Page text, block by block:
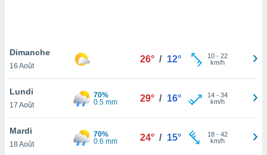
pas
de
à
cas,
Dimanche
16 Août
26° / 12° 10- 22
km/h
Lundi
17 Août
70%
0.5 mm
29° / 16° 14- 34
km/h
Mardi
18 Août
70%
0.6 mm
24° / 15° 18- 42
km/h